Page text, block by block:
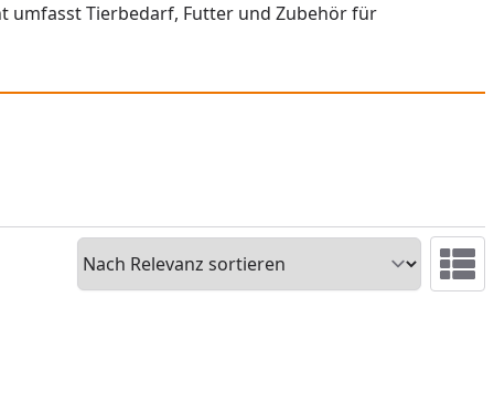
umfasst Tierbedarf, Futter und Zubehör für
Sortieren